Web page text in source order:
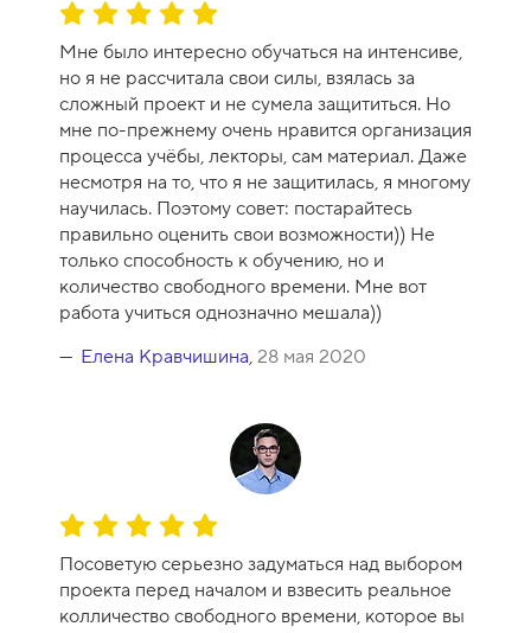
а
-
1
0
О
ц
е
н
к
а
к
у
р
с
а
-
1
0
Мне было интересно обучаться на интенсиве,
но я не рассчитала свои силы, взялась за
сложный проект и не сумела защититься. Но
мне по-прежнему очень нравится организация
процесса учёбы, лекторы, сам материал. Даже
несмотря на то, что я не защитилась, я многому
научилась. Поэтому совет: постарайтесь
правильно оценить свои возможности)) Не
только способность к обучению, но и
количество свободного времени. Мне вот
работа учиться однозначно мешала))
Елена Кравчишина, 28 мая 2020
О
е
н
Посоветую серьезно задуматься над выбором
проекта перед началом и взвесить реальное
колличество свободного времени, которое вы